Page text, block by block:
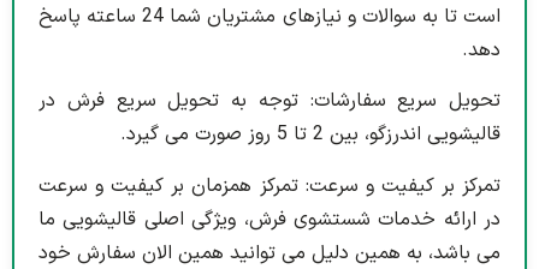
است تا به سوالات و نیازهای مشتریان شما 24 ساعته پاسخ
دهد.
تحویل سریع سفارشات: توجه به تحویل سریع فرش در
قالیشویی اندرزگو، بین 2 تا 5 روز صورت می گیرد.
تمرکز بر کیفیت و سرعت: تمرکز همزمان بر کیفیت و سرعت
در ارائه خدمات شستشوی فرش، ویژگی اصلی قالیشویی ما
می باشد، به همین دلیل می توانید همین الان سفارش خود